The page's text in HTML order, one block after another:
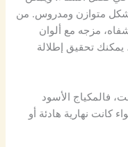
بشكل متوازن ومدروس. من
مزجه مع ألوان
يمكنك تحقيق إطلالة
فالمكياج الأسود
كانت نهارية هادئة أو